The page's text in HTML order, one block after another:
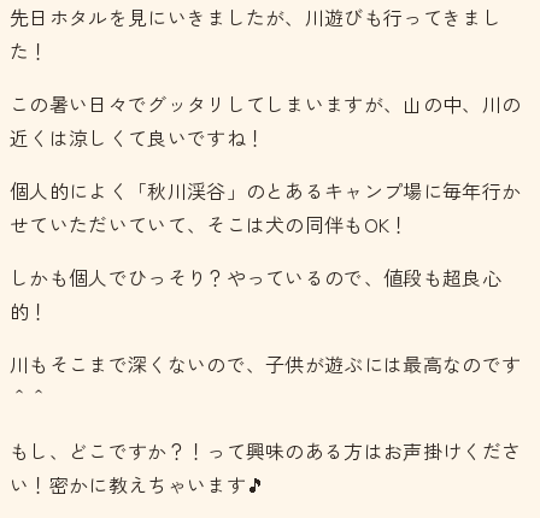
先日ホタルを見にいきましたが、川遊びも行ってきまし
た！
この暑い日々でグッタリしてしまいますが、山の中、川の
近くは涼しくて良いですね！
個人的によく「秋川渓谷」のとあるキャンプ場に毎年行か
せていただいていて、そこは犬の同伴もOK！
しかも個人でひっそり？やっているので、値段も超良心
的！
川もそこまで深くないので、子供が遊ぶには最高なのです
＾＾
もし、どこですか？！って興味のある方はお声掛けくださ
い！密かに教えちゃいます🎵